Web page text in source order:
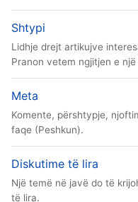
Shtypi
Lidhje drejt artikujve
Pranon vetem ngjitjen e një
Meta
Komente, përshtypje,
faqe (Peshkun).
Diskutime të lira
Një temë në javë do të
të lira.